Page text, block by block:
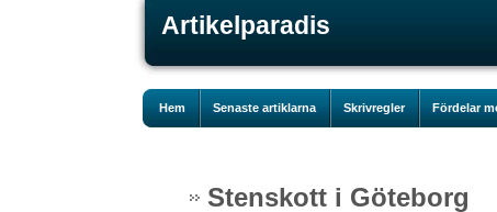
Artikelparadis
Hem Senaste artiklarna Skrivregler Fördelar
Stenskott i Göteborg